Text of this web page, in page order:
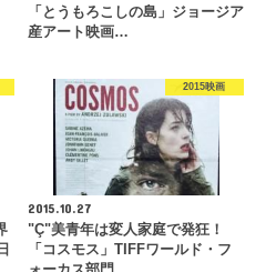
「とうもろこしの島」ジョージア
産アート映画…
2015映画
2015.10.27
"Ç"美青年は変人家庭で発狂！
「コスモス」TIFFワールド・フ